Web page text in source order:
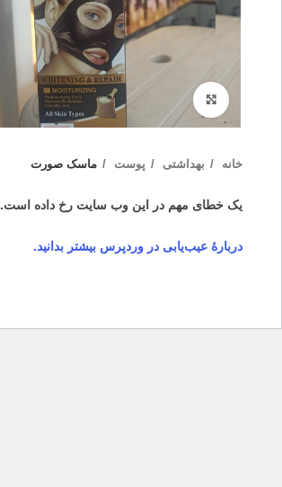
بزرگنمایی تصویر
خانه بهداشتی پوست ماسک صورت
یک خطای مهم در این وب سایت رخ داده است.
دربارهٔ عیب‌یابی در وردپرس بیشتر بدانید.